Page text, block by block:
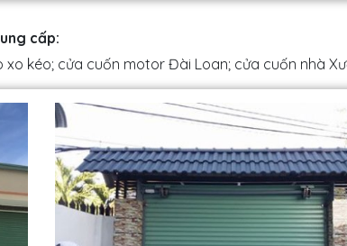
cấp:
kéo; cửa cuốn motor Đài Loan; cửa cuốn nhà